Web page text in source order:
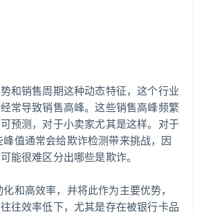
和销售周期这种动态特征，这个行业
常导致销售高峰。这些销售高峰频繁
预测，对于小卖家尤其是这样。对于
值通常会给欺诈检测带来挑战，因
能很难区分出哪些是欺诈。
和高效率，并将此作为主要优势，
往效率低下，尤其是存在被银行卡品